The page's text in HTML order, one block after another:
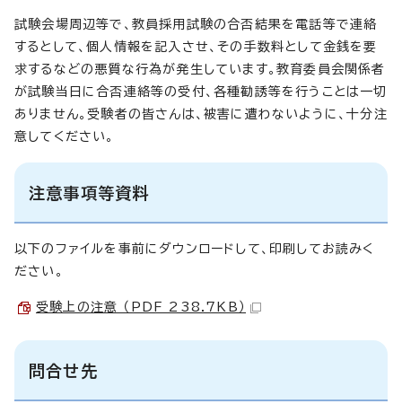
試験会場周辺等で、教員採用試験の合否結果を電話等で連絡
するとして、個人情報を記入させ、その手数料として金銭を要
求するなどの悪質な行為が発生しています。教育委員会関係者
が試験当日に合否連絡等の受付、各種勧誘等を行うことは一切
ありません。受験者の皆さんは、被害に遭わないように、十分注
意してください。
注意事項等資料
以下のファイルを事前にダウンロードして、印刷してお読みく
ださい。
受験上の注意 （PDF 238.7KB）
問合せ先